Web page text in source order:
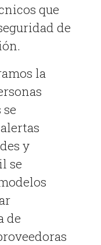
que
de
la
y
se
de